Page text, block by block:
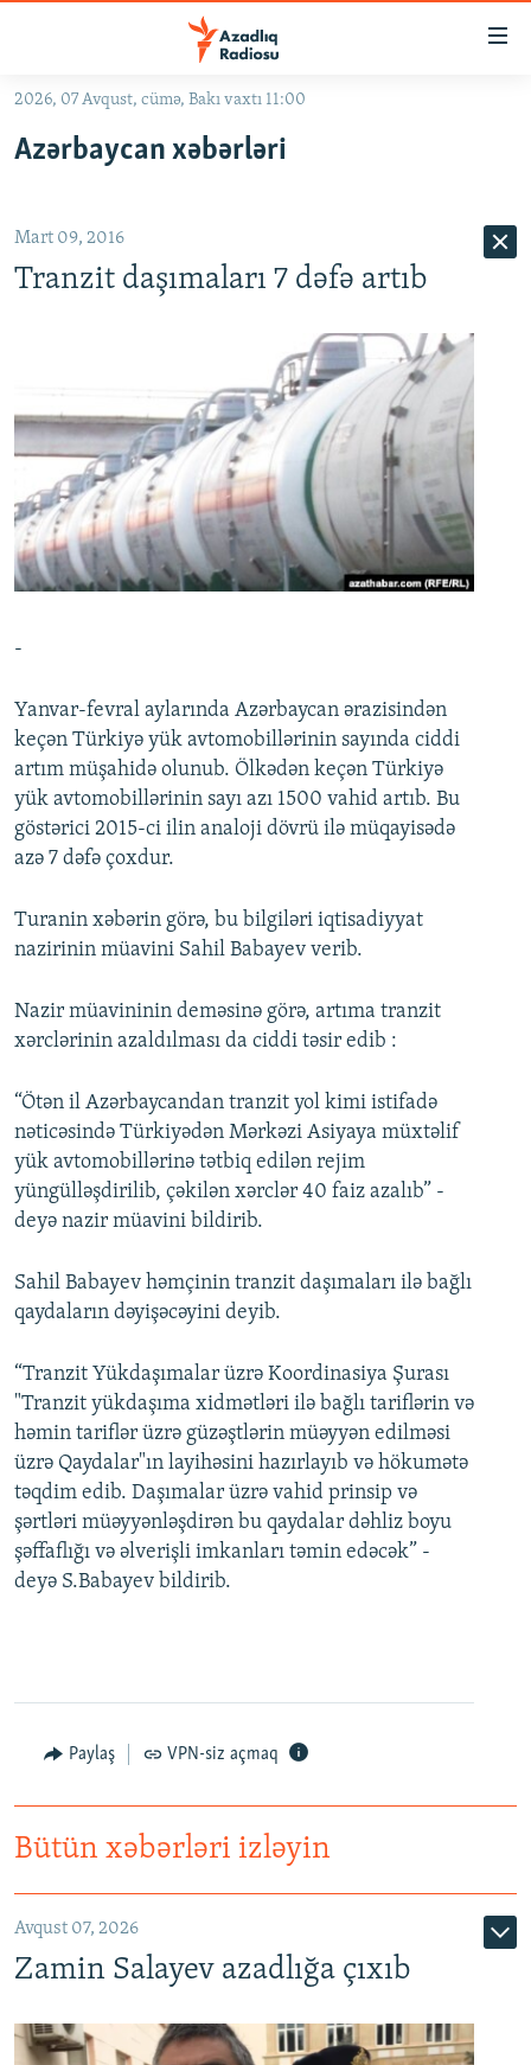
Əsas
qayıt
qayıt
Axtarışa
MULTIMEDIA
VIDEO
FOTOQALEREYA
İNFOQRAFIKA
KARIKATURA
RADIO ARXIV
OXU ZALI
AZƏRBAYCAN ƏDƏBIYYATI KITABXANASI
İSLAM VƏ DEMOKRATIYA
HAQQIMIZDA
MISSIYAMIZ
PEŞƏ ETIKASI VƏ JURNALISTIKA STANDARTLARIMIZ
XƏBƏR BÜLLETENLƏRIMIZ
BIZI IZLƏ
2026, 07 Avqust, cümə, Bakı vaxtı 11:00
Azərbaycan xəbərləri
Mart 09, 2016
Tranzit daşımaları 7 dəfə artıb
-
Yanvar-fevral aylarında Azərbaycan ərazisindən
keçən Türkiyə yük avtomobillərinin sayında ciddi
artım müşahidə olunub. Ölkədən keçən Türkiyə
yük avtomobillərinin sayı azı 1500 vahid artıb. Bu
göstərici 2015-ci ilin analoji dövrü ilə müqayisədə
azə 7 dəfə çoxdur.
Turanin xəbərin görə, bu bilgiləri iqtisadiyyat
nazirinin müavini Sahil Babayev verib.
Nazir müavininin deməsinə görə, artıma tranzit
xərclərinin azaldılması da ciddi təsir edib :
“Ötən il Azərbaycandan tranzit yol kimi istifadə
nəticəsində Türkiyədən Mərkəzi Asiyaya müxtəlif
yük avtomobillərinə tətbiq edilən rejim
yüngülləşdirilib, çəkilən xərclər 40 faiz azalıb” -
deyə nazir müavini bildirib.
Sahil Babayev həmçinin tranzit daşımaları ilə bağlı
qaydaların dəyişəcəyini deyib.
“Tranzit Yükdaşımalar üzrə Koordinasiya Şurası
"Tranzit yükdaşıma xidmətləri ilə bağlı tariflərin və
həmin tariflər üzrə güzəştlərin müəyyən edilməsi
üzrə Qaydalar"ın layihəsini hazırlayıb və hökumətə
təqdim edib. Daşımalar üzrə vahid prinsip və
şərtləri müəyyənləşdirən bu qaydalar dəhliz boyu
şəffaflığı və əlverişli imkanları təmin edəcək” -
deyə S.Babayev bildirib.
Paylaş VPN-siz açmaq
Bütün xəbərləri izləyin
Avqust 07, 2026
Zamin Salayev azadlığa çıxıb